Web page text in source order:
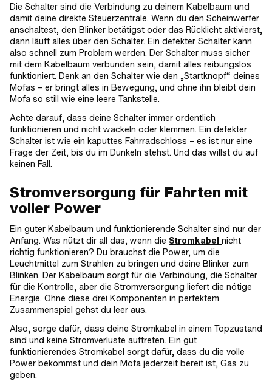
Die Schalter sind die Verbindung zu deinem Kabelbaum und
damit deine direkte Steuerzentrale. Wenn du den Scheinwerfer
anschaltest, den Blinker betätigst oder das Rücklicht aktivierst,
dann läuft alles über den Schalter. Ein defekter Schalter kann
also schnell zum Problem werden. Der Schalter muss sicher
mit dem Kabelbaum verbunden sein, damit alles reibungslos
funktioniert. Denk an den Schalter wie den „Startknopf“ deines
Mofas – er bringt alles in Bewegung, und ohne ihn bleibt dein
Mofa so still wie eine leere Tankstelle.
Achte darauf, dass deine Schalter immer ordentlich
funktionieren und nicht wackeln oder klemmen. Ein defekter
Schalter ist wie ein kaputtes Fahrradschloss – es ist nur eine
Frage der Zeit, bis du im Dunkeln stehst. Und das willst du auf
keinen Fall.
Stromversorgung für Fahrten mit
voller Power
Ein guter Kabelbaum und funktionierende Schalter sind nur der
Anfang. Was nützt dir all das, wenn die Stromkabel nicht
richtig funktionieren? Du brauchst die Power, um die
Leuchtmittel zum Strahlen zu bringen und deine Blinker zum
Blinken. Der Kabelbaum sorgt für die Verbindung, die Schalter
für die Kontrolle, aber die Stromversorgung liefert die nötige
Energie. Ohne diese drei Komponenten in perfektem
Zusammenspiel gehst du leer aus.
Also, sorge dafür, dass deine Stromkabel in einem Topzustand
sind und keine Stromverluste auftreten. Ein gut
funktionierendes Stromkabel sorgt dafür, dass du die volle
Power bekommst und dein Mofa jederzeit bereit ist, Gas zu
geben.